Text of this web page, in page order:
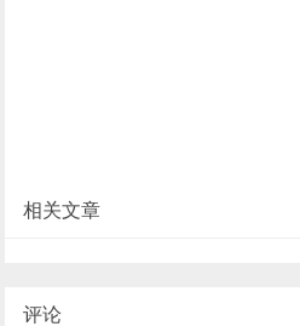
相关文章
评论